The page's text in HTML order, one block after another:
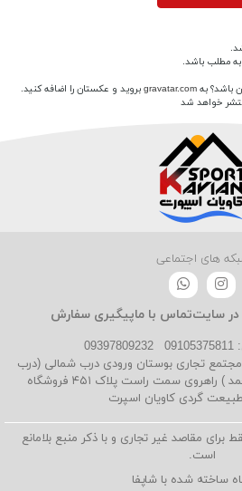
به مطلب باشد.
باشد؟ به gravatar.com بروید و عکستان را اضافه کنید.
خواهد شد
های اجتماعی
سایتتماس با ماپیگیری سفارش
09397809232
تجاری بوستان ورودی درب شمالی (درب
اردیبهشت خیابان کربلایی احمد ) راهروی سمت راست پلاک ۴۵۱ فروشگاه
گردی کاویان اسپرت
برای مقاصد غیر تجاری و با ذکر منبع بلامانع
است.
ساخته شده با شاپفا